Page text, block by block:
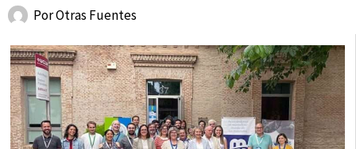
PorOtras Fuentes